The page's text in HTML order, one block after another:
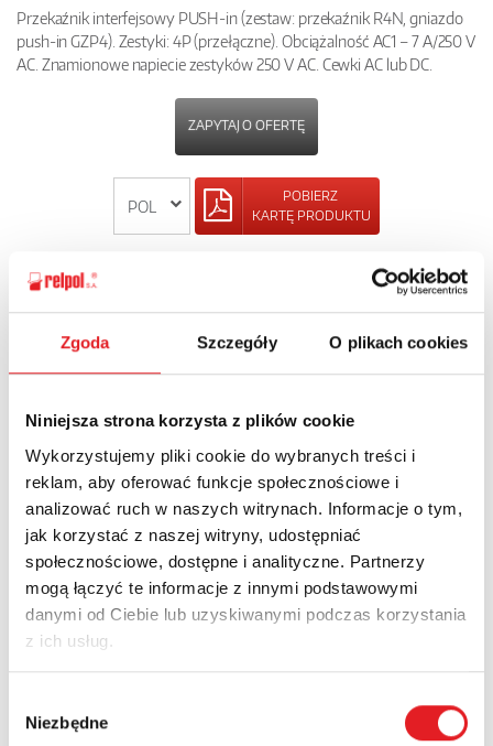
Zgoda Szczegóły O plikach cookies
Niniejsza strona korzysta z plików cookie
Wykorzystujemy pliki cookie do wybranych treści i
reklam, aby oferować funkcje społecznościowe i
analizować ruch w naszych witrynach. Informacje o tym,
jak korzystać z naszej witryny, udostępniać
społecznościowe, dostępne i analityczne. Partnerzy
mogą łączyć te informacje z innymi podstawowymi
danymi od Ciebie lub uzyskiwanymi podczas korzystania
z ich usług.
zgody
Niezbędne
Przekaźnik interfejsowy PUSH-in (zestaw: przekaźnik R4N, gniazdo
push-in GZP4). Zestyki: 4P (przełączne). Obciążalność AC1 – 7 A/250 V
AC. Znamionowe napiecie zestyków 250 V AC. Cewki AC lub DC.
ZAPYTAJ O OFERTĘ
POBIERZ
KARTĘ PRODUKTU
Zapytaj o szczegóły oferty
Imię i nazwisko: *
Adres e-mail: *
Nazwa firmy:
Numer telefonu: